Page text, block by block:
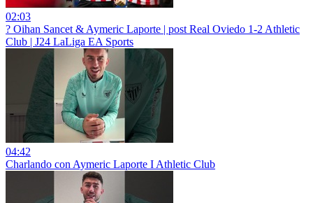
02:03
? Oihan Sancet & Aymeric Laporte | post Real Oviedo 1-2 Athletic
Club | J24 LaLiga EA Sports
04:42
Charlando con Aymeric Laporte I Athletic Club